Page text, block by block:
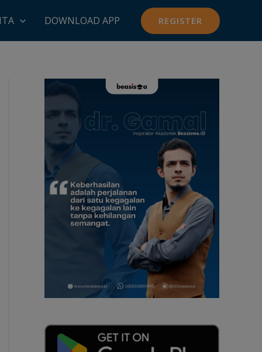
DOWNLOAD APP REGISTER